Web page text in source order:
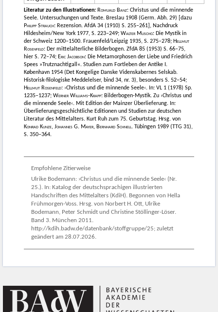
Literatur zu den Illustrationen: Romuald Banz: Christus und die minnende
Seele. Untersuchungen und Texte. Breslau 1908 (Germ. Abh. 29) [dazu
Philipp Strauch: Rezension. AfdA 34 (1910) S. 255–261], Nachdruck
Hildesheim/New York 1977, S. 223–249;Walter Muschg: Die Mystik in
der Schweiz 1200–1500. Frauenfeld/Leipzig 1935, S. 275–278; Hellmut
Rosenfeld: Der mittelalterliche Bilderbogen. ZfdA 85 (1953) S. 66–75,
hier S. 72–74; Eric Jacobson: Die Metamorphosen der Liebe und Friedrich
Spees »Trutznachtigall«. Studien zum Fortleben der Antike I.
København 1954 (Det Kongelige Danske Videnskabernes Selskab.
Historisk-filologiske Meddelelser, bind 34, nr. 3), besonders S. 52–54;
Hellmut Rosenfeld: ›Christus und die minnende Seele‹. In: VL 1 (1978) Sp.
1235–1237;Werner Williams-Krapp: Bilderbogen-Mystik. Zu ›Christus und
die minnende Seele‹. Mit Edition der Mainzer Überlieferung. In:
Überlieferungsgeschichtliche Editionen und Studien zur deutschen
Literatur des Mittelalters. Kurt Ruh zum 75. Geburtstag. Hrsg. von
Konrad Kunze,Johannes G. Mayer, Bernhard Schnell. Tübingen 1989 (TTG 31),
S. 350–364.
Empfohlene Zitierweise
Ulrike Bodemann: ›Christus und die minnende Seele‹ (Nr.
25.). In: Katalog der deutschsprachigen illustrierten
Handschriften des Mittelalters (KdiH). Begonnen von Hella
Frühmorgen-Voss. Hrsg. von Norbert H. Ott, Ulrike
Bodemann, Peter Schmidt und Christine Stöllinger-Löser.
Band 3. München 2011.
http://kdih.badw.de/datenbank/stoffgruppe/25; zuletzt
geändert am 28.07.2026.